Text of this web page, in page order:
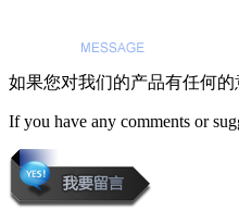
如果您对我们的产品有任何
If you have any comments or